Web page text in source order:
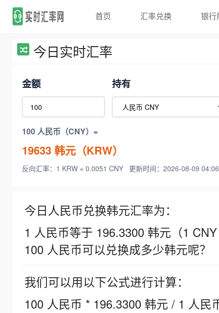
首页 汇率兑换 银行
今日实时汇率
金额 持有
100 人民币（CNY）=
19633韩元（KRW）
反向汇率：1 KRW = 0.0051 CNY 更新时间：2026-08-09
今日人民币兑换韩元汇率为：
1 人民币等于 196.3300 韩元（1
100 人民币可以兑换成多少韩元呢？
我们可以用以下公式进行计算：
100 人民币 * 196.3300 韩元 / 1 人民